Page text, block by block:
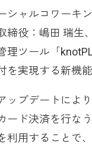
シャルコワーキ
締役：嶋田 瑞生
理ツール「
を実現する新機
ップデートによ
ード決済を行な
利用することで